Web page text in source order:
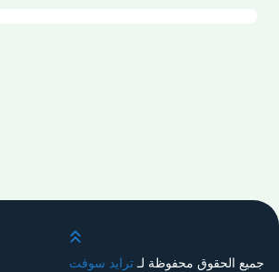
قم بالتمرير
جميع الحقوق محفوظة لـترايد سوفت